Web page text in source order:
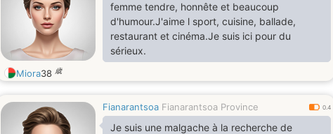
femme tendre, honnête et beaucoup
d'humour.J'aime l sport, cuisine, ballade,
restaurant et cinéma.Je suis ici pour du
sérieux.
Miora38 歳
Fianarantsoa Fianarantsoa Province 0.4
Je suis une malgache à la recherche de